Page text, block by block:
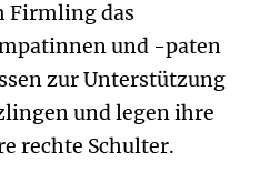
Firmling das
und -paten
zur Unterstützung
und legen ihre
rechte Schulter.